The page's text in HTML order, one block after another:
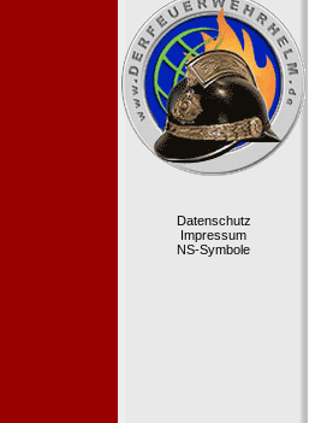
Datenschutz
Impressum
NS-Symbole